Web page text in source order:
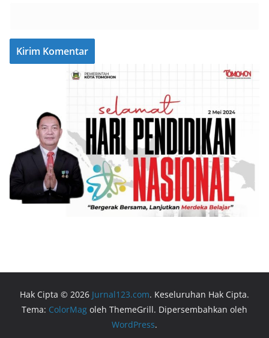
Hak Cipta © 2026 Jurnal123.com. Keseluruhan Hak Cipta.
Tema: ColorMag oleh ThemeGrill. Dipersembahkan oleh
WordPress.